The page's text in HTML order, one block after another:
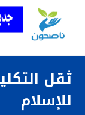
ثقل
للإسلام